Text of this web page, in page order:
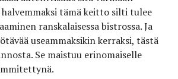
tämä keitto silti tulee
ranskalaisessa bistrossa. Ja
useammaksikin kerraksi, tästä
Se maistuu erinomaiselle